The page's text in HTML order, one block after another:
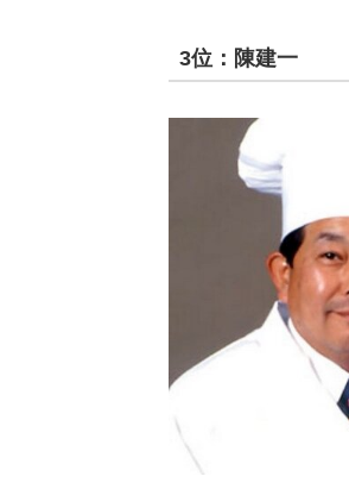
3位：陳建一